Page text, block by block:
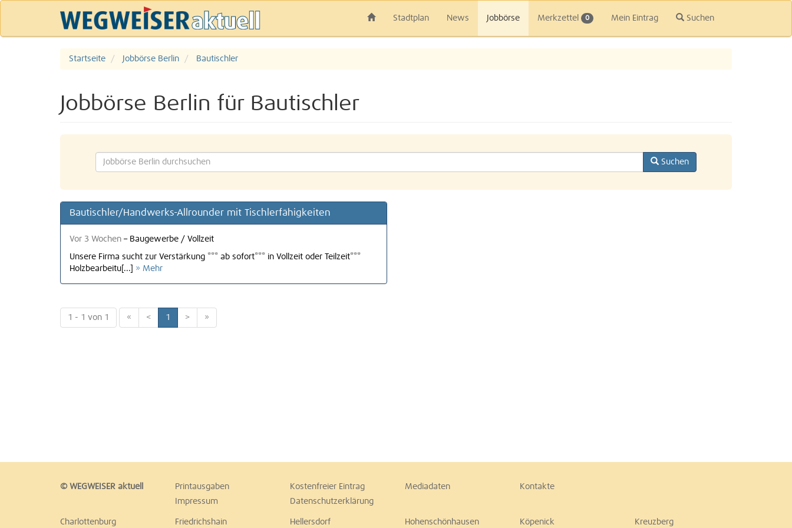
Stadtplan News Jobbörse Merkzettel 0 Mein Eintrag Suchen
Startseite Jobbörse Berlin Bautischler
Jobbörse Berlin für Bautischler
Suchen
Bautischler/Handwerks-Allrounder mit Tischlerfähigkeiten
Vor 3 Wochen – Baugewerbe / Vollzeit
Unsere Firma sucht zur Verstärkung *** ab sofort*** in Vollzeit oder Teilzeit***
Holzbearbeitu[...]
» Mehr
1 - 1 von 1 « < 1 > »
© WEGWEISER aktuell Printausgaben Kostenfreier Eintrag Mediadaten
Kontakte
Impressum
Datenschutzerklärung
Charlottenburg Friedrichshain Hellersdorf Hohenschönhausen Köpenick Kreuzberg